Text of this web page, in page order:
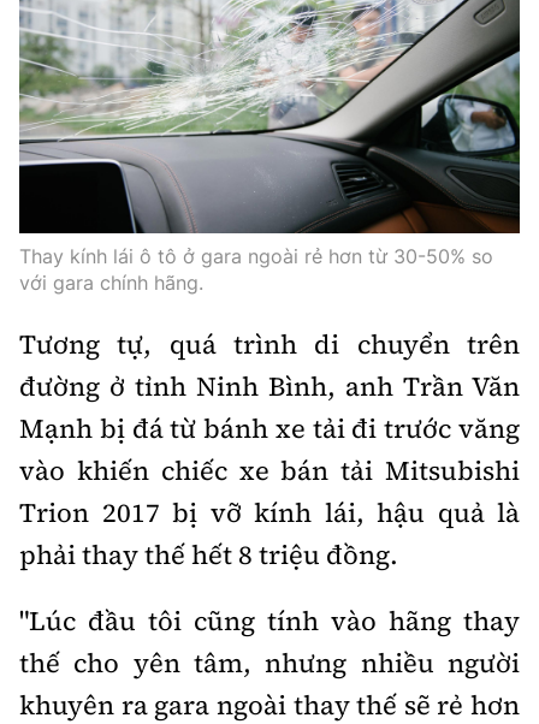
Cơ quan chủ quản: Bộ Xây dựng
Tổng biên tập:Nguyễn Thị Hồng Nga
Trưởng ban Ô tô - Xe máy:Nguyễn Tiến Mạnh
Giấy phép số: 03/GP-BC, cấp ngày 22/4/2025
Chuyên trang của Báo Xây dựng
Tòa soạn: Số 2 Nguyễn Công Hoan, phường Giảng Võ,
Hà Nội.
Hotline: 0967 376 459;
Liên hệ quảng cáo phát hành: 0915.057.282
Email:
bandoc@baoxaydung.vn
Thông tin tòa soạn
Thay kính lái ô tô ở gara ngoài rẻ hơn từ 30-50% so
với gara chính hãng.
Tương tự, quá trình di chuyển trên
đường ở tỉnh Ninh Bình, anh Trần Văn
Mạnh bị đá từ bánh xe tải đi trước văng
vào khiến chiếc xe bán tải Mitsubishi
Trion 2017 bị vỡ kính lái, hậu quả là
phải thay thế hết 8 triệu đồng.
"Lúc đầu tôi cũng tính vào hãng thay
thế cho yên tâm, nhưng nhiều người
khuyên ra gara ngoài thay thế sẽ rẻ hơn